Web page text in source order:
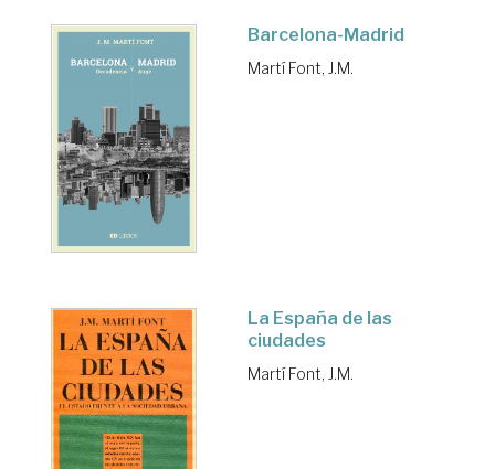
Barcelona-Madrid
Martí Font, J.M.
La España de las
ciudades
Martí Font, J.M.